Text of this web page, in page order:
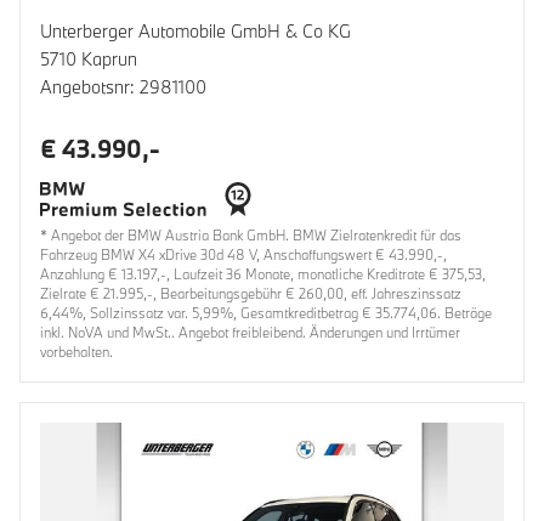
Unterberger Automobile GmbH & Co KG
5710 Kaprun
Angebotsnr: 2981100
€ 43.990,-
* Angebot der BMW Austria Bank GmbH. BMW Zielratenkredit für das
Fahrzeug BMW X4 xDrive 30d 48 V, Anschaffungswert € 43.990,-,
Anzahlung € 13.197,-, Laufzeit 36 Monate, monatliche Kreditrate € 375,53,
Zielrate € 21.995,-, Bearbeitungsgebühr € 260,00, eff. Jahreszinssatz
6,44%, Sollzinssatz var. 5,99%, Gesamtkreditbetrag € 35.774,06. Beträge
inkl. NoVA und MwSt.. Angebot freibleibend. Änderungen und Irrtümer
vorbehalten.